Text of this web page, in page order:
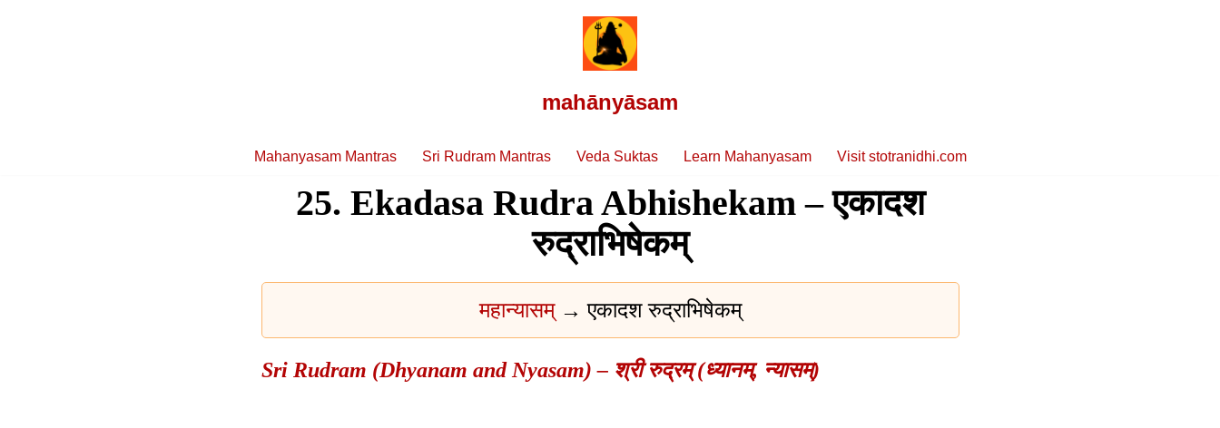
mahānyāsam
Mahanyasam Mantras Sri Rudram Mantras Veda Suktas Learn Mahanyasam Visit stotranidhi.com
25. Ekadasa Rudra Abhishekam – एकादश
रुद्राभिषेकम्
महान्यासम् → एकादश रुद्राभिषेकम्
Sri Rudram (Dhyanam and Nyasam) – श्री रुद्रम् (ध्यानम्, न्यासम्)